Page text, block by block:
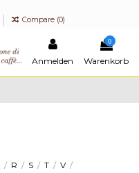
Compare (0)
Anmelden
0
Warenkorb
/ R / S / T / V /